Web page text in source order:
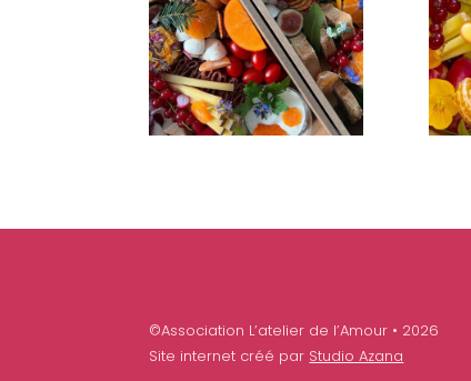
©Association L’atelier de l’Amour • 2026
Site internet créé par Studio Azana